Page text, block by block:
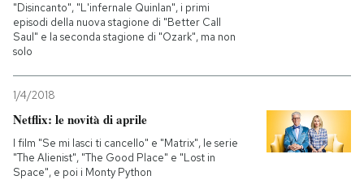
"Disincanto", "L'infernale Quinlan", i primi
episodi della nuova stagione di "Better Call
Saul" e la seconda stagione di "Ozark", ma non
solo
1/4/2018
Netflix: le novità di aprile
I film "Se mi lasci ti cancello" e "Matrix", le serie
"The Alienist", "The Good Place" e "Lost in
Space", e poi i Monty Python